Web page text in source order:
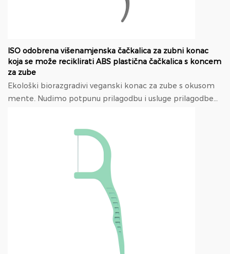
ISO odobrena višenamjenska čačkalica za zubni konac
koja se može reciklirati ABS plastična čačkalica s koncem
za zube
Ekološki biorazgradivi veganski konac za zube s okusom
mente. Nudimo potpunu prilagodbu i usluge prilagodbe